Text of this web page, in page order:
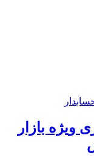
ویژه بازار